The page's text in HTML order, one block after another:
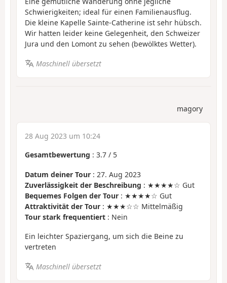
Schwierigkeiten; ideal für einen Familienausflug.
Die kleine Kapelle Sainte-Catherine ist sehr hübsch.
Wir hatten leider keine Gelegenheit, den Schweizer
Jura und den Lomont zu sehen (bewölktes Wetter).
Maschinell übersetzt
magory
28 Aug 2023 um 10:24
Gesamtbewertung : 3.7 / 5
Datum deiner Tour : 27. Aug 2023
Zuverlässigkeit der Beschreibung : ★★★★☆ Gut
Bequemes Folgen der Tour : ★★★★☆ Gut
Attraktivität der Tour : ★★★☆☆ Mittelmäßig
Tour stark frequentiert : Nein
Ein leichter Spaziergang, um sich die Beine zu
vertreten
Maschinell übersetzt